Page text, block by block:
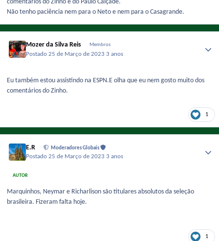
comentários do Zinho e do Paulo Calçade.
Não tenho paciência nem para o Neto e nem para o Casagrande.
Mozer da Silva Reis Membros
Postado25 de Março de 2023 3 anos
Eu também estou assistindo na ESPN.E olha que eu nem gosto muito dos
comentários do Zinho.
1
E.R Moderadores Globais
Postado25 de Março de 2023 3 anos
AUTOR
Marquinhos, Neymar e Richarlison são titulares absolutos da seleção
brasileira. Fizeram falta hoje.
1